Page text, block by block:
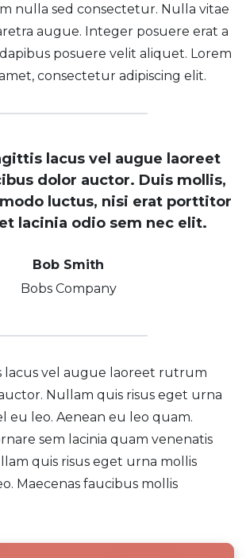
nulla sed consectetur. Nulla vitae
augue. Integer posuere erat a
posuere velit aliquet. Lorem
consectetur adipiscing elit.
lacus vel augue laoreet
dolor auctor. Duis mollis,
luctus, nisi erat porttitor
lacinia odio sem nec elit.
Bob Smith
Bobs Company
lacus vel augue laoreet rutrum
Nullam quis risus eget urna
eu leo. Aenean eu leo quam.
sem lacinia quam venenatis
quis risus eget urna mollis
Maecenas faucibus mollis